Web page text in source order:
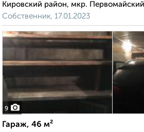
Кировский район, мкр.
Собственник, 17.01.2023
9
Гараж, 46 м²